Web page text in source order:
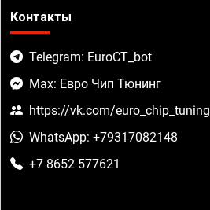
Контакты
Telegram: EuroCT_bot
Max: Евро Чип Тюнинг
https://vk.com/euro_chip_tuning
WhatsApp: +79317082148
+7 8652 577621